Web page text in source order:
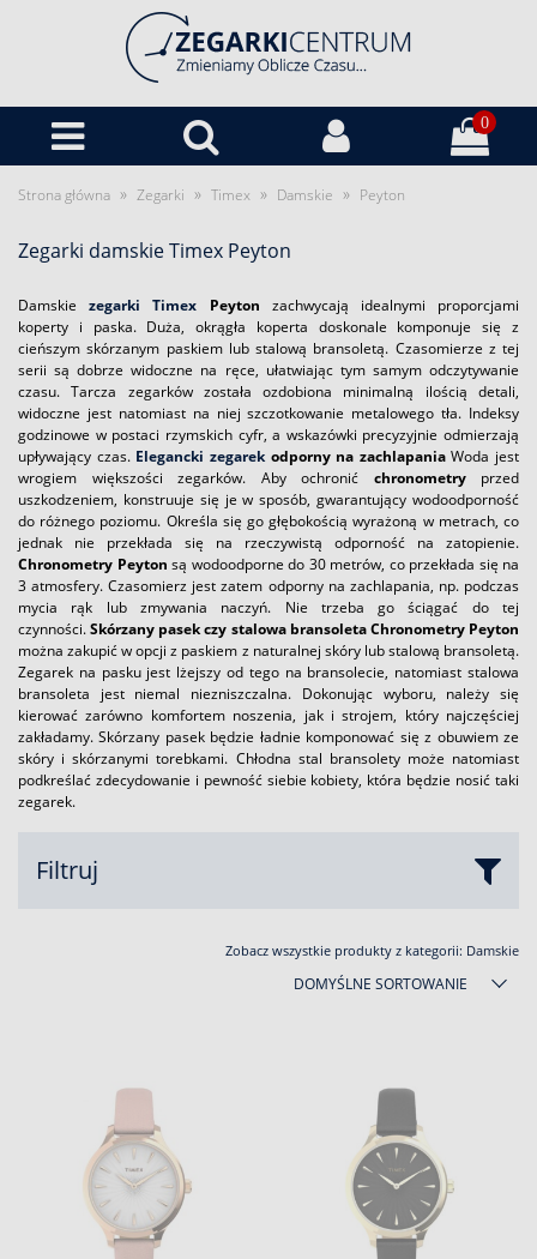
0
Strona główna » Zegarki » Timex » Damskie » Peyton
Zegarki damskie Timex Peyton
Damskiezegarki Timex Peyton zachwycają idealnymi proporcjami
koperty i paska. Duża, okrągła koperta doskonale komponuje się z
cieńszym skórzanym paskiem lub stalową bransoletą. Czasomierze z tej
serii są dobrze widoczne na ręce, ułatwiając tym samym odczytywanie
czasu. Tarcza zegarków została ozdobiona minimalną ilością detali,
widoczne jest natomiast na niej szczotkowanie metalowego tła. Indeksy
godzinowe w postaci rzymskich cyfr, a wskazówki precyzyjnie odmierzają
upływający czas. Elegancki zegarekodporny na zachlapaniaWoda jest
wrogiem większości zegarków. Aby ochronić chronometryprzed
uszkodzeniem, konstruuje się je w sposób, gwarantujący wodoodporność
do różnego poziomu. Określa się go głębokością wyrażoną w metrach, co
jednak nie przekłada się na rzeczywistą odporność na zatopienie.
Chronometry Peyton są wodoodporne do 30 metrów, co przekłada się na
3 atmosfery. Czasomierz jest zatem odporny na zachlapania, np. podczas
mycia rąk lub zmywania naczyń. Nie trzeba go ściągać do tej
czynności.Skórzany pasek czy stalowa bransoletaChronometry Peyton
można zakupić w opcji z paskiem z naturalnej skóry lub stalową bransoletą.
Zegarek na pasku jest lżejszy od tego na bransolecie, natomiast stalowa
bransoleta jest niemal niezniszczalna. Dokonując wyboru, należy się
kierować zarówno komfortem noszenia, jak i strojem, który najczęściej
zakładamy. Skórzany pasek będzie ładnie komponować się z obuwiem ze
skóry i skórzanymi torebkami. Chłodna stal bransolety może natomiast
podkreślać zdecydowanie i pewność siebie kobiety, która będzie nosić taki
zegarek.
Filtruj
Zobacz wszystkie produkty z kategorii: Damskie
DOMYŚLNE SORTOWANIE